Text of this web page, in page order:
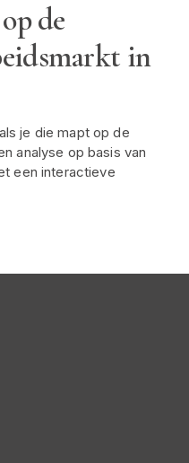
de
in
je die mapt op de
analyse op basis van
een interactieve